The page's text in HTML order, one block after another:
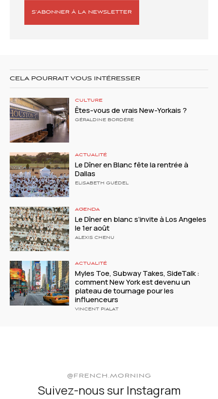
S’ABONNER À LA NEWSLETTER
CELA POURRAIT VOUS INTÉRESSER
CULTURE
Êtes-vous de vrais New-Yorkais ?
GÉRALDINE BORDÈRE
ACTUALITÉ
Le Dîner en Blanc fête la rentrée à
Dallas
ELISABETH GUÉDEL
AGENDA
Le Dîner en blanc s’invite à Los Angeles
le 1er août
ALEXIS CHENU
ACTUALITÉ
Myles Toe, Subway Takes, SideTalk :
comment New York est devenu un
plateau de tournage pour les
influenceurs
VINCENT PIALAT
@FRENCH.MORNING
Suivez-nous sur Instagram